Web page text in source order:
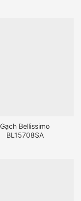
Gạch Bellissimo
BL15708SA